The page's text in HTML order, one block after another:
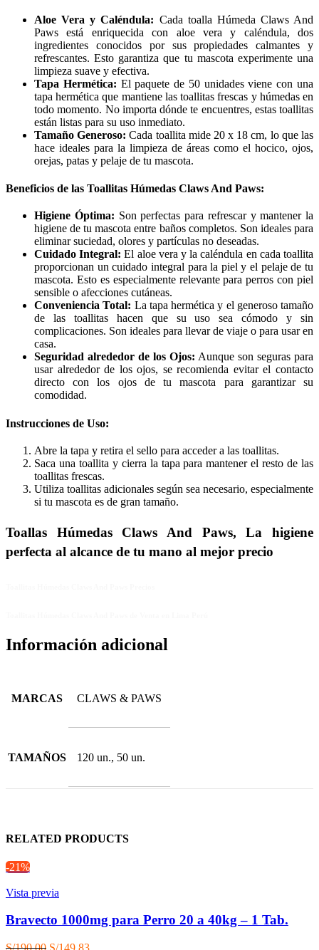
Aloe Vera y Caléndula: Cada toalla Húmeda Claws And
Paws está enriquecida con aloe vera y caléndula, dos
ingredientes conocidos por sus propiedades calmantes y
refrescantes. Esto garantiza que tu mascota experimente una
limpieza suave y efectiva.
Tapa Hermética: El paquete de 50 unidades viene con una
tapa hermética que mantiene las toallitas frescas y húmedas en
todo momento. No importa dónde te encuentres, estas toallitas
están listas para su uso inmediato.
Tamaño Generoso: Cada toallita mide 20 x 18 cm, lo que las
hace ideales para la limpieza de áreas como el hocico, ojos,
orejas, patas y pelaje de tu mascota.
Beneficios de las Toallitas Húmedas Claws And Paws:
Higiene Óptima: Son perfectas para refrescar y mantener la
higiene de tu mascota entre baños completos. Son ideales para
eliminar suciedad, olores y partículas no deseadas.
Cuidado Integral: El aloe vera y la caléndula en cada toallita
proporcionan un cuidado integral para la piel y el pelaje de tu
mascota. Esto es especialmente relevante para perros con piel
sensible o afecciones cutáneas.
Conveniencia Total: La tapa hermética y el generoso tamaño
de las toallitas hacen que su uso sea cómodo y sin
complicaciones. Son ideales para llevar de viaje o para usar en
casa.
Seguridad alrededor de los Ojos: Aunque son seguras para
usar alrededor de los ojos, se recomienda evitar el contacto
directo con los ojos de tu mascota para garantizar su
comodidad.
Instrucciones de Uso:
Abre la tapa y retira el sello para acceder a las toallitas.
Saca una toallita y cierra la tapa para mantener el resto de las
toallitas frescas.
Utiliza toallitas adicionales según sea necesario, especialmente
si tu mascota es de gran tamaño.
Toallas Húmedas Claws And Paws, La higiene
perfecta al alcance de tu mano al mejor precio
Información adicional
MARCAS CLAWS & PAWS
TAMAÑOS 120 un., 50 un.
RELATED PRODUCTS
-21%
Vista previa
Bravecto 1000mg para Perro 20 a 40kg – 1 Tab.
S/190.00 El
S/149.83El